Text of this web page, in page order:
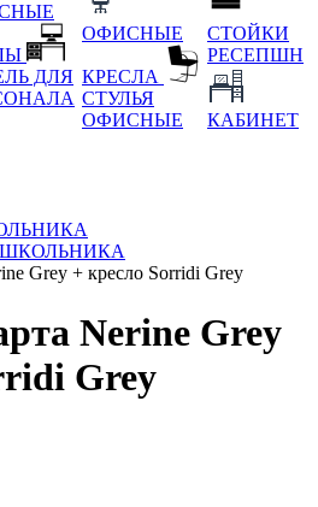
ДЛЯ
ОФИСНЫЕ
КРЕСЛА
СТУЛЬЯ
ОФИСНЫЕ
СТОЙКИ
РЕСЕПШН
КАБИНЕТ
Grey + кресло Sorridi Grey
Nerine Grey
Grey